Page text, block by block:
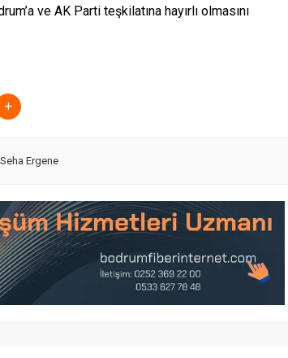
ve AK Parti teşkilatına hayırlı olmasını
Seha Ergene